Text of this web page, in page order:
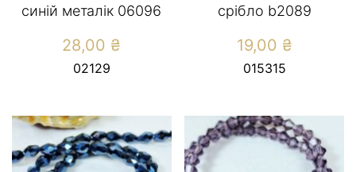
синiй металiк 06096
28,00 ₴
02129
срiбло b2089
19,00 ₴
015315